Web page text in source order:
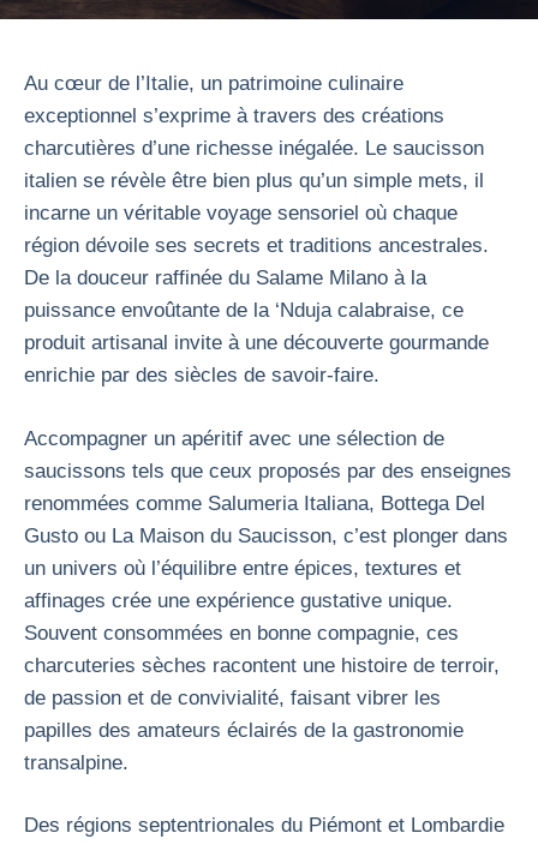
Au cœur de l’Italie, un patrimoine culinaire
exceptionnel s’exprime à travers des créations
charcutières d’une richesse inégalée. Le saucisson
italien se révèle être bien plus qu’un simple mets, il
incarne un véritable voyage sensoriel où chaque
région dévoile ses secrets et traditions ancestrales.
De la douceur raffinée du Salame Milano à la
puissance envoûtante de la ‘Nduja calabraise, ce
produit artisanal invite à une découverte gourmande
enrichie par des siècles de savoir-faire.
Accompagner un apéritif avec une sélection de
saucissons tels que ceux proposés par des enseignes
renommées comme Salumeria Italiana, Bottega Del
Gusto ou La Maison du Saucisson, c’est plonger dans
un univers où l’équilibre entre épices, textures et
affinages crée une expérience gustative unique.
Souvent consommées en bonne compagnie, ces
charcuteries sèches racontent une histoire de terroir,
de passion et de convivialité, faisant vibrer les
papilles des amateurs éclairés de la gastronomie
transalpine.
Des régions septentrionales du Piémont et Lombardie